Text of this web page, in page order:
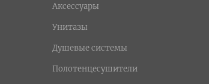
Аксессуары
Унитазы
Душевые системы
Полотенцесушители